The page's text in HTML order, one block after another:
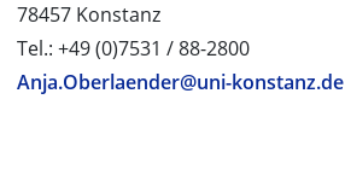
78457 Konstanz
Tel.: +49 (0)7531 / 88-2800
Anja.Oberlaender@uni-konstanz.de